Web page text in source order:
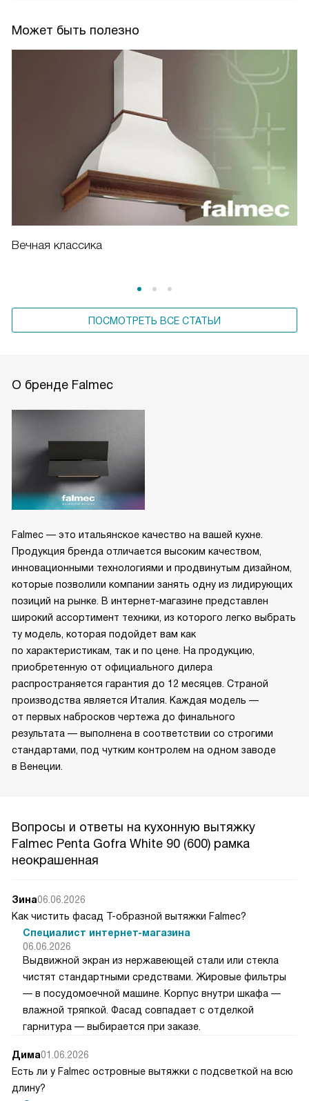
Может быть полезно
Вечная классика
ПОСМОТРЕТЬ ВСЕ СТАТЬИ
О бренде Falmec
Falmec — это итальянское качество на вашей кухне.
Продукция бренда отличается высоким качеством,
инновационными технологиями и продвинутым дизайном,
которые позволили компании занять одну из лидирующих
позиций на рынке. В интернет-магазине представлен
широкий ассортимент техники, из которого легко выбрать
ту модель, которая подойдет вам как
по характеристикам, так и по цене. На продукцию,
приобретенную от официального дилера
распространяется гарантия до 12 месяцев. Страной
производства является Италия. Каждая модель —
от первых набросков чертежа до финального
результата — выполнена в соответствии со строгими
стандартами, под чутким контролем на одном заводе
в Венеции.
Вопросы и ответы на кухонную вытяжку
Falmec Penta Gofra White 90 (600) рамка
неокрашенная
Зина06.06.2026
Как чистить фасад Т-образной вытяжки Falmec?
Специалист интернет-магазина
06.06.2026
Выдвижной экран из нержавеющей стали или стекла
чистят стандартными средствами. Жировые фильтры
— в посудомоечной машине. Корпус внутри шкафа —
влажной тряпкой. Фасад совпадает с отделкой
гарнитура — выбирается при заказе.
Дима01.06.2026
Есть ли у Falmec островные вытяжки с подсветкой на всю
длину?